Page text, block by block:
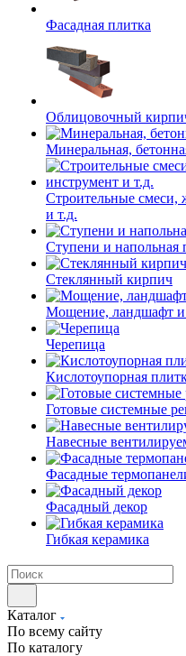
Фасадная плитка
Облицовочный
Минеральная,
Строительные смеси,
и т.д.
Ступени и напольная
Cтеклянный кирпич
Мощение, ландшафт и
Черепица
Кислотоупорная
Готовые системные
Навесные
Фасадные
Фасадный декор
Гибкая керамика
Каталог
По всему сайту
По каталогу